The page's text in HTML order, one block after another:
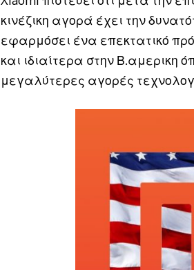
κινέζικη αγορά έχει την
εφαρμόσει ένα επεκτατικό
και ιδιαίτερα στην Β.αμερικη
μεγαλύτερες αγορές